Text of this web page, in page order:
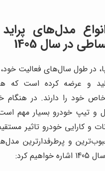
مدل‌های
در سال 1405
در طول سال‌های فعالیت
و عرضه کرده است که
خود را دارند. در هنگام
و تیپ خودرو بسیار مهم
و کارایی خودرو تاثیر
و پرطرفدارترین
کرد: